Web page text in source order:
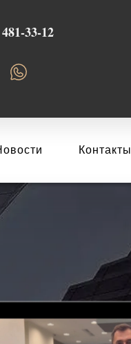
33-12‬‬
Контакты